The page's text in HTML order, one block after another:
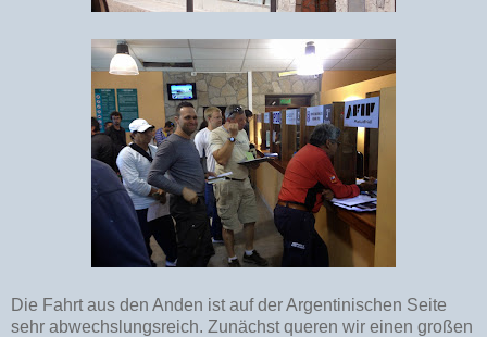
Die Fahrt aus den Anden ist auf der Argentinischen Seite
sehr abwechslungsreich. Zunächst queren wir einen großen